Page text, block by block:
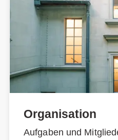
Organisation
Aufgaben und